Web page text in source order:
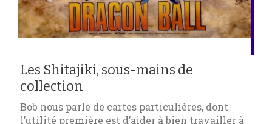
Les Shitajiki, sous-mains de
collection
Bob nous parle de cartes particulières, dont
l’utilité première est d’aider à bien travailler à